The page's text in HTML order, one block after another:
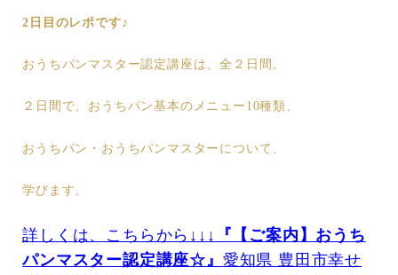
2日目のレポです♪
おうちパンマスター認定講座は、全２日間。
２日間で、おうちパン基本のメニュー10種類、
おうちパン・おうちパンマスターについて、
学びます。
詳しくは、こちらから↓↓↓
『【ご案内】おうち
パンマスター認定講座☆』 愛知県 豊田市幸せ